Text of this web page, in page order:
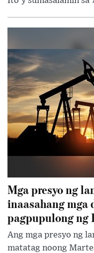
Mga presyo ng
inaasahang
pagpupulong ng
Ang mga presyo ng
matatag noong